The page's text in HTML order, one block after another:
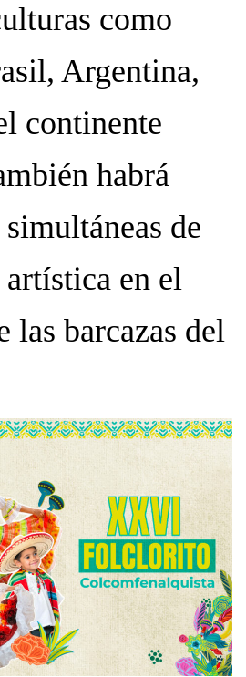
como
Argentina,
continente
habrá
de
en el
las barcazas del